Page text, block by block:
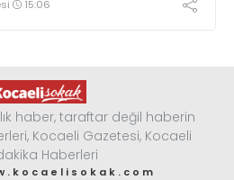
15:06
haber, taraftar değil haberin
Kocaeli Gazetesi, Kocaeli
Haberleri